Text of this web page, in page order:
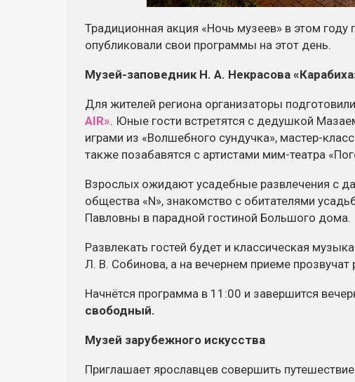
Традиционная акция «Ночь музеев» в этом
опубликовали свои программы на этот день.
Музей-заповедник Н. А. Некрасова
Для жителей региона организаторы
AIR». Юные гости встретятся с дедушкой
играми из «Волшебного сундучка», мастер-
также позабавятся с артистами мим-театра
Взрослых ожидают усадебные развлечения с
общества «N», знакомство с обитателями
Павловны в парадной гостиной Большого дома.
Развлекать гостей будет и классическая
Л. В. Собинова, а на вечернем приеме
Начнётся программа в 11:00 и завершится
свободный.
Музей зарубежного искусства
Приглашает ярославцев совершить